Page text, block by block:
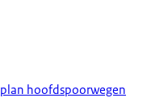
hoofdspoorwegen